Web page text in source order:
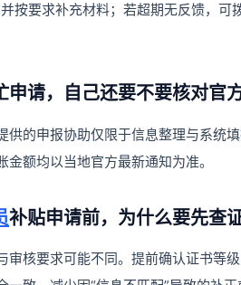
按要求补充材料；若超期无反馈，
请，自己还要不要核对官
供的申报协助仅限于信息整理与系统
额均以当地官方最新通知为准。
补贴申请前，为什么要先查
审核要求可能不同。提前确认证书等